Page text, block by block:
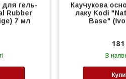
для гель-
Rubber
7 мл
Каучукова
лаку Kodi
Base"
В